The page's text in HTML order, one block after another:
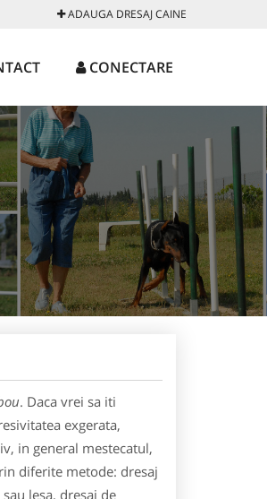
ADAUGA DRESAJ CAINE
CONECTARE
. Daca vrei sa iti
exgerata,
in general mestecatul,
diferite metode: dresaj
lesa, dresaj de